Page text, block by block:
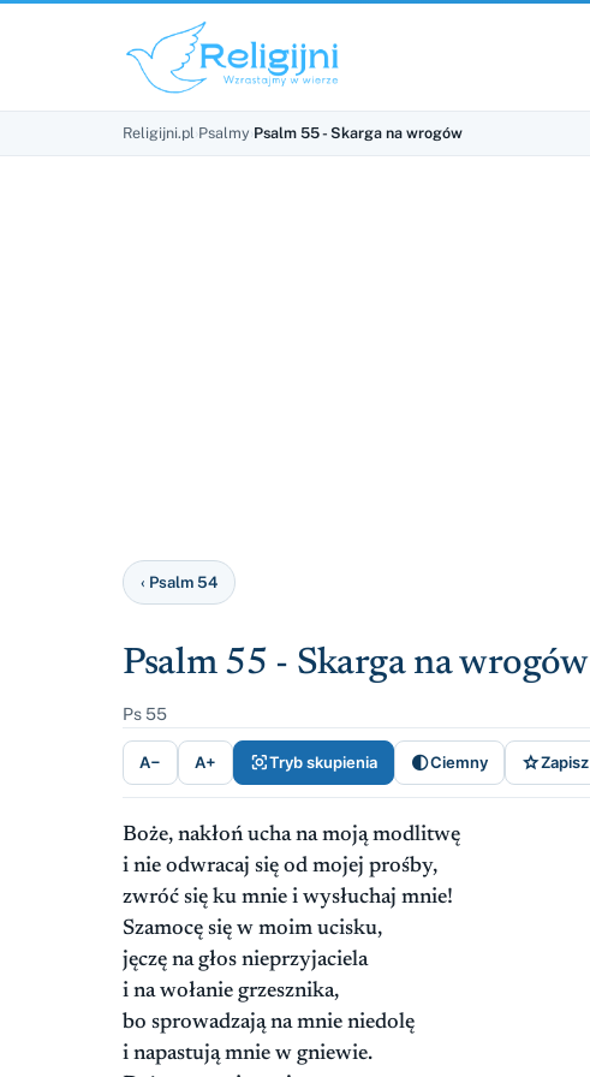
Religijni.pl›Psalmy›Psalm 55 - Skarga na wrogów
‹ Psalm 54
Psalm 55 - Skarga na wrogów
Ps 55
A− A+ Tryb skupienia Ciemny Zapisz
Boże, nakłoń ucha na moją modlitwę
i nie odwracaj się od mojej prośby,
zwróć się ku mnie i wysłuchaj mnie!
Szamocę się w moim ucisku,
jęczę na głos nieprzyjaciela
i na wołanie grzesznika,
bo sprowadzają na mnie niedolę
i napastują mnie w gniewie.